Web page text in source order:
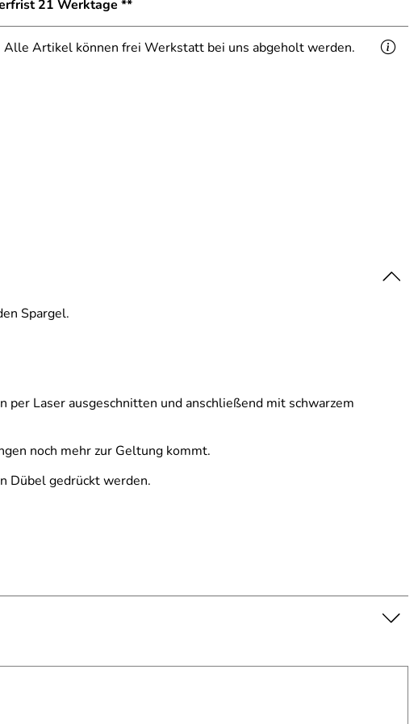
21 Werktage **
Alle Artikel können frei Werkstatt bei uns abgeholt werden.
Spargel.
Laser ausgeschnitten und anschließend mit schwarzem
noch mehr zur Geltung kommt.
Dübel gedrückt werden.